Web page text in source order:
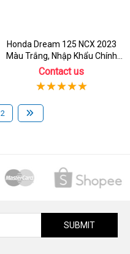
Honda Dream 125 NCX 2023
Màu Trắng, Nhập Khẩu Chính
Hãng
Contact us
2
SUBMIT